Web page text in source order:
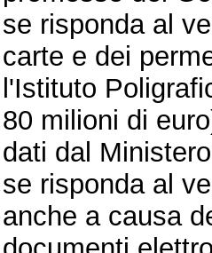
se risponda al
carte e dei
l'Istituto
80 milioni di
dati dal
se risponda al
anche a causa